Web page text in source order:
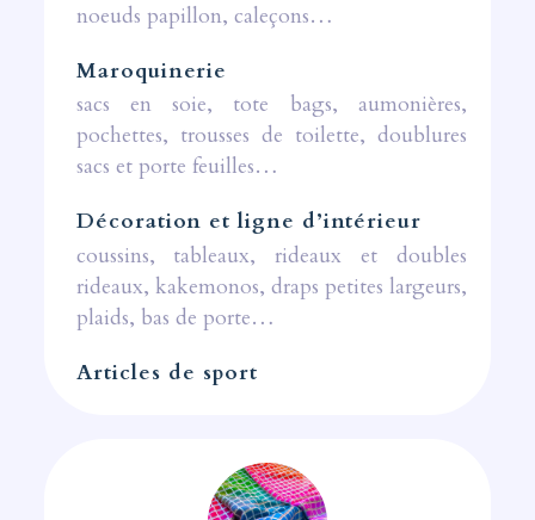
noeuds papillon, caleçons…
Maroquinerie
sacs en soie, tote bags, aumonières,
pochettes, trousses de toilette, doublures
sacs et porte feuilles…
Décoration et ligne d’intérieur
coussins, tableaux, rideaux et doubles
rideaux, kakemonos, draps petites largeurs,
plaids, bas de porte…
Articles de sport